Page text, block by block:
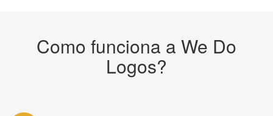
Como funciona a We Do
Logos?